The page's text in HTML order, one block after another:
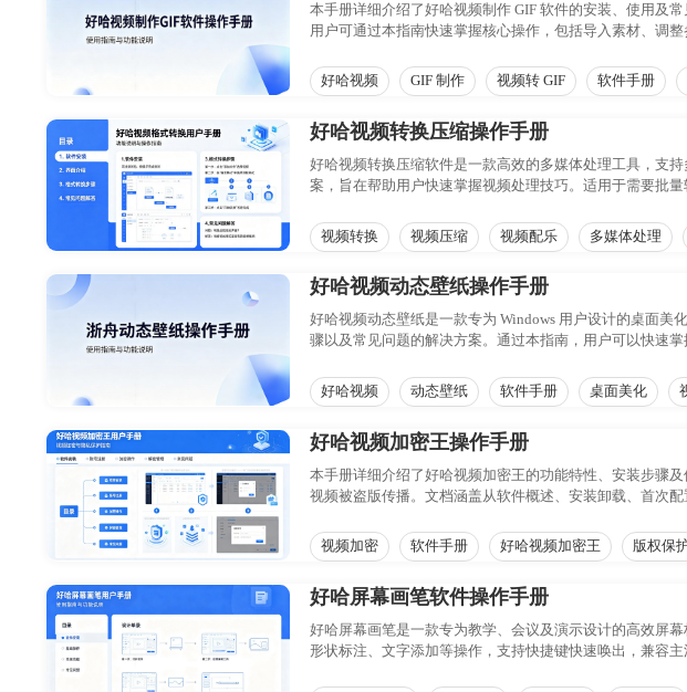
本手册详细介绍了好哈视频制作 GIF 软件的安装、使用及
用户可通过本指南快速掌握核心操作，包括导入素材、调
好哈视频
GIF 制作 视频转 GIF 软件手册
好哈视频转换压缩操作手册
好哈视频转换压缩软件是一款高效的多媒体处理工具，支
案，旨在帮助用户快速掌握视频处理技巧。适用于需要批
视频转换
视频压缩 视频配乐 多媒体处理
好哈视频动态壁纸操作手册
好哈视频动态壁纸是一款专为 Windows 用户设计的桌面
骤以及常见问题的解决方案。通过本指南，用户可以快速
好哈视频
动态壁纸 软件手册 桌面美化
好哈视频加密王操作手册
本手册详细介绍了好哈视频加密王的功能特性、安装步骤
视频被盗版传播。文档涵盖从软件概述、安装卸载、首次
视频加密
软件手册 好哈视频加密王 版权保
好哈屏幕画笔软件操作手册
好哈屏幕画笔是一款专为教学、会议及演示设计的高效屏
形状标注、文字添加等操作，支持快捷键快速唤出，兼容